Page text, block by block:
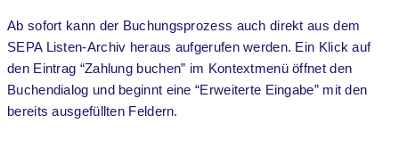
Ab sofort kann der Buchungsprozess auch direkt aus dem
SEPA Listen-Archiv heraus aufgerufen werden. Ein Klick auf
den Eintrag “Zahlung buchen” im Kontextmenü öffnet den
Buchendialog und beginnt eine “Erweiterte Eingabe” mit den
bereits ausgefüllten Feldern.